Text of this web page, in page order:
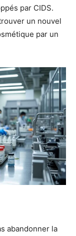
par CIDS.
un nouvel
par un
abandonner la